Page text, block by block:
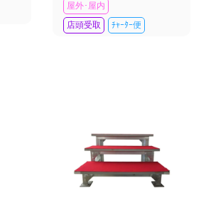
屋外･屋内
店頭受取
ﾁｬｰﾀｰ便